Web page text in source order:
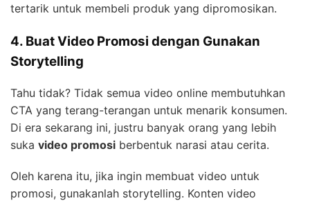
tertarik untuk membeli produk yang dipromosikan.
4. Buat Video Promosi dengan Gunakan
Storytelling
Tahu tidak? Tidak semua video online membutuhkan
CTA yang terang-terangan untuk menarik konsumen.
Di era sekarang ini, justru banyak orang yang lebih
suka video promosi berbentuk narasi atau cerita.
Oleh karena itu, jika ingin membuat video untuk
promosi, gunakanlah storytelling. Konten video